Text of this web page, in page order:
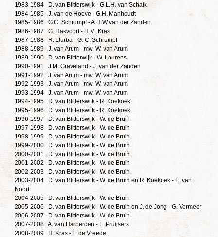
1983-1984 D. van Blitterswijk - G.L.H. van Schaik
1984-1985 J. van de Hoeve - G.H. Manhoudt
1985-1986 G.C. Schrumpf - A.H.W van der Zanden
1986-1987 G. Hakvoort - H.M. Kras
1987-1988 R. Llurba - G. C. Schrumpf
1988-1989 J. van Arum - mw. W. van Arum
1989-1990 D. van Blitterwijk - W. Lourens
1990-1991 J.M. Graveland - J. van der Zanden
1991-1992 J. van Arum - mw. W. van Arum
1992-1993 J. van Arum - mw. W. van Arum
1993-1994 J. van Arum - mw. W. van Arum
1994-1995 D. van Blitterswijk - R. Koekoek
1995-1996 D. van Blitterswijk - R. Koekoek
1996-1997 D. van Blitterswijk - W. de Bruin
1997-1998 D. van Blitterswijk - W. de Bruin
1998-1999 D. van Blitterswijk - W. de Bruin
1999-2000 D. van Blitterswijk - W. de Bruin
2000-2001 D. van Blitterswijk - W. de Bruin
2001-2002 D. van Blitterswijk - W. de Bruin
2002-2003 D. van Blitterswijk - W. de Bruin
2003-2004 D. van Blitterswijk - W. de Bruin en R. Koekoek - E. van
Noort
2004-2005 D. van Blitterswijk - W. de Bruin
2005-2006 D. van Blitterswijk - W. de Bruin en J. de Jong - G. Vermeer
2006-2007 D. van Blitterswijk - W. de Bruin
2007-2008 A. van Harberden - L. Pruijsers
2008-2009 H. Kras - F. de Vreede